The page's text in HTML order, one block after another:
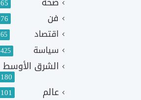
فن 76
اقتصاد 65
سياسة 425
الشرق الأوسط
180
عالم 101